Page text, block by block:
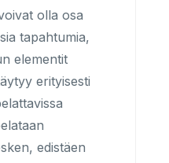
olla osa
tapahtumia,
elementit
erityisesti
edistäen